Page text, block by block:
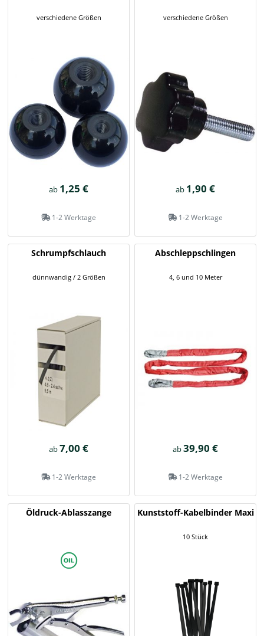
verschiedene Größen
ab 1,25 €
1-2 Werktage
verschiedene Größen
ab 1,90 €
1-2 Werktage
Schrumpfschlauch
dünnwandig / 2 Größen
ab7,00 €
1-2 Werktage
Abschleppschlingen
4, 6 und 10 Meter
ab39,90 €
1-2 Werktage
Öldruck-Ablasszange Kunststoff-Kabelbinder Maxi
10 Stück